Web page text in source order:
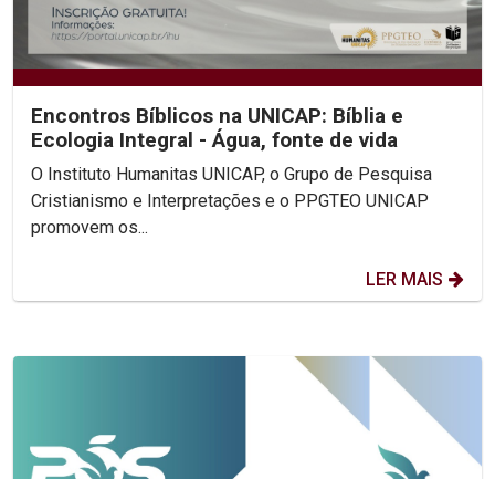
Encontros Bíblicos na UNICAP: Bíblia e
Ecologia Integral - Água, fonte de vida
O Instituto Humanitas UNICAP, o Grupo de Pesquisa
Cristianismo e Interpretações e o PPGTEO UNICAP
promovem os...
LER MAIS